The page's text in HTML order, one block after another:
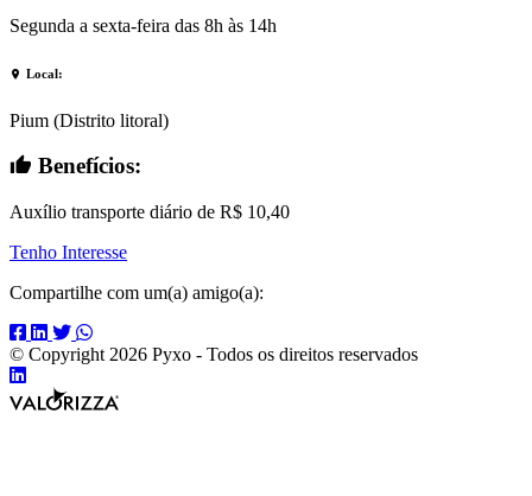
Segunda a sexta-feira das 8h às 14h
Local:
Pium (Distrito litoral)
Benefícios:
Auxílio transporte diário de R$ 10,40
Tenho Interesse
Compartilhe com um(a) amigo(a):
Compartilhar
no
Compartilhar
no
Compartilhar
no
Compartilhar
no
App
© Copyright 2026 Pyxo - Todos os direitos reservados
Compartilhar
no
Linkedin
Valorizza
Desenvolvimento